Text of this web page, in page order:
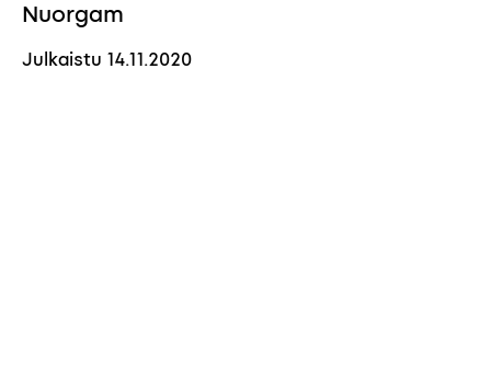
Nuorgam
Julkaistu 14.11.2020